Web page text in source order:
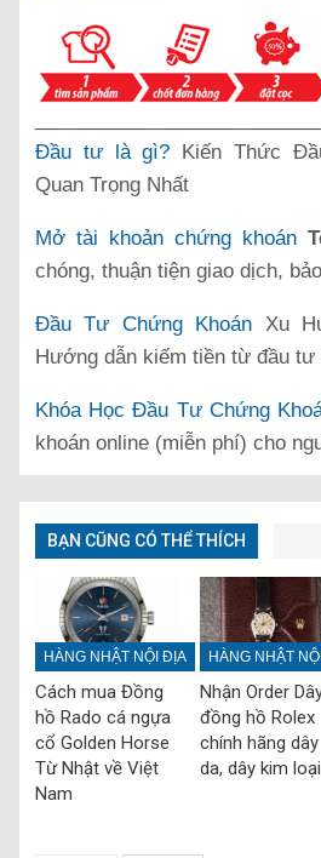
Đầu tư là gì? Kiến Thức
Quan Trọng Nhất
Mở tài khoản chứng khoán
chóng, thuận tiện giao dịch,
Đầu Tư Chứng Khoán Xu
Hướng dẫn kiếm tiền từ đầu tư
Khóa Học Đầu Tư Chứng
khoán online (miễn phí) cho
BẠN CŨNG CÓ THỂ THÍCH
HÀNG NHẬT NỘI ĐỊA
Cách mua Đồng
hồ Rado cá ngựa
cổ Golden Horse
Từ Nhật về Việt
Nam
HÀNG NHẬT
Nhận Order
đồng hồ Rolex
chính hãng dây
da, dây kim loại